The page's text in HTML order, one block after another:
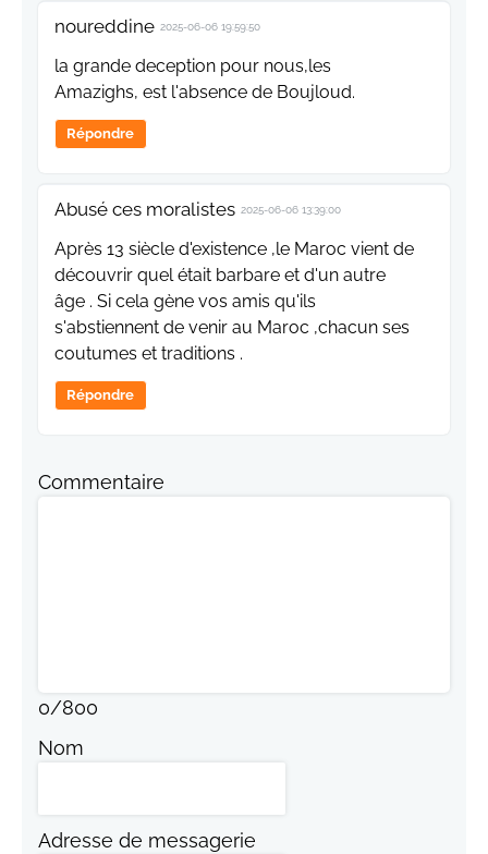
noureddine 2025-06-06 19:59:50
la grande deception pour nous,les
Amazighs, est l'absence de Boujloud.
Répondre
Abusé ces moralistes 2025-06-06 13:39:00
Après 13 siècle d'existence ,le Maroc vient de
découvrir quel était barbare et d'un autre
âge . Si cela gène vos amis qu'ils
s'abstiennent de venir au Maroc ,chacun ses
coutumes et traditions .
Répondre
Commentaire
0/800
Nom
Adresse de messagerie